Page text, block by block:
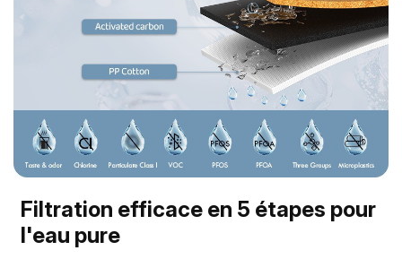
Filtration efficace en 5 étapes pour
l'eau pure